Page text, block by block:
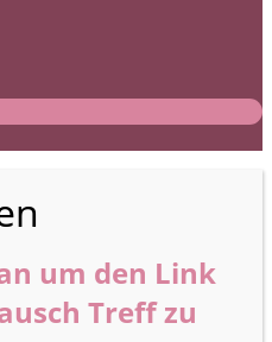
um den Link
Treff zu